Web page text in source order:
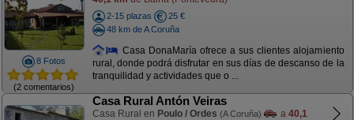
8 Fotos
(2 comentarios)
2-15 plazas
25 €
48 km de A Coruña
Casa DonaMaría ofrece a sus clientes alojamiento
rural, donde podrá disfrutar en sus días de descanso de la
tranquilidad y actividades que o ...
Casa Rural Antón Veiras
Casa Rural en Poulo / Ordes (A Coruña) a 40,1